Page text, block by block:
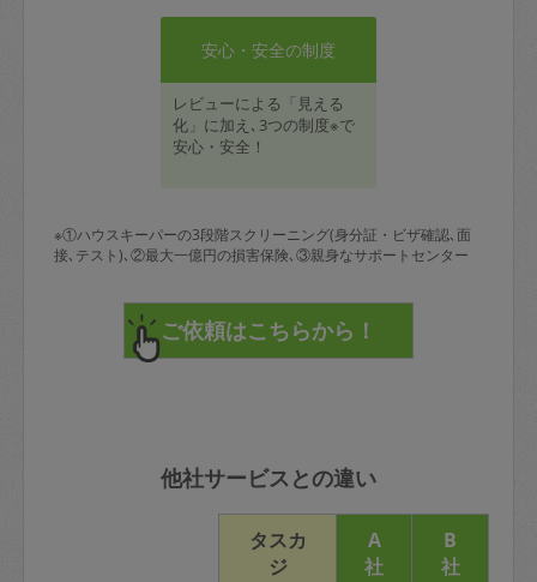
安心・安全の制度
レビューによる「見える
化」に加え､3つの制度※で
安心・安全！
※①ハウスキーパーの3段階スクリーニング(身分証・ビザ確認､面
接､テスト)､②最大一億円の損害保険､③親身なサポートセンター
他社サービスとの違い
タスカ
ジ
A
社
B
社